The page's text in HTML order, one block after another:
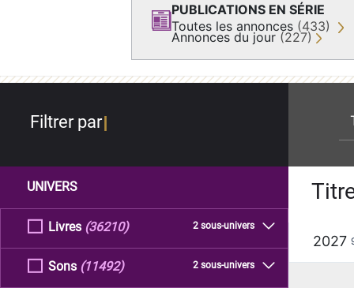
PUBLICATIONS EN SÉRIE
Toutes les annonces (433)
Annonces du jour (227)
Filtrer par
UNIVERS
Livres 2 sous-univers
(36210)
Sons 2 sous-univers
(11492)
2027